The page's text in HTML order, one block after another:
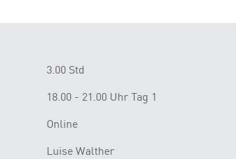
3.00 Std
18.00 - 21.00 Uhr Tag 1
Online
Luise Walther